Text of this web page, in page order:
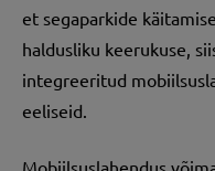
et segaparkide
haldusliku keerukuse,
integreeritud
eeliseid.
Mobiilsuslahendus